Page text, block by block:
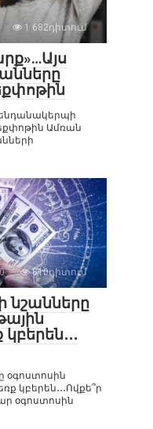
1 682դիտում
Ամռան
810դիտում
նշանները
օգոստոսին
կբերեն․․․Ովքե՞ր
օգոստոսին